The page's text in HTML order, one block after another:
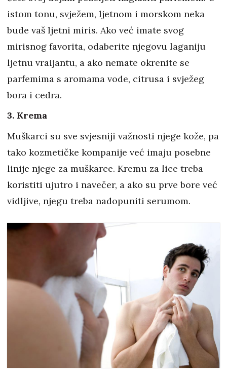
istom tonu, svježem, ljetnom i morskom neka
bude vaš ljetni miris. Ako već imate svog
mirisnog favorita, odaberite njegovu laganiju
ljetnu vraijantu, a ako nemate okrenite se
parfemima s aromama vode, citrusa i svježeg
bora i cedra.
3. Krema
Muškarci su sve svjesniji važnosti njege kože, pa
tako kozmetičke kompanije već imaju posebne
linije njege za muškarce. Kremu za lice treba
koristiti ujutro i navečer, a ako su prve bore već
vidljive, njegu treba nadopuniti serumom.